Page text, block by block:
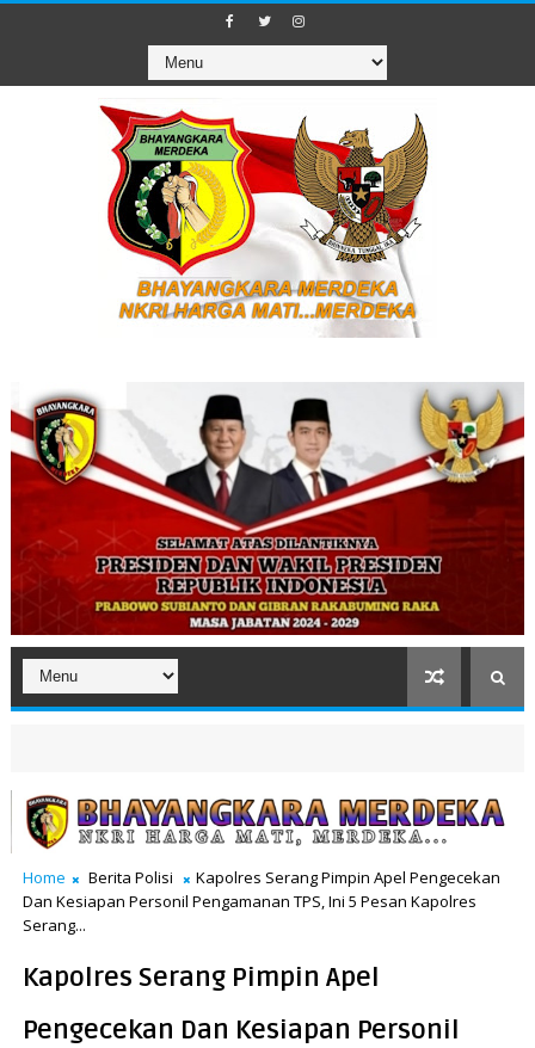
Home Berita Polisi
Kapolres Serang Pimpin Apel Pengecekan
Dan Kesiapan Personil Pengamanan TPS, Ini 5 Pesan Kapolres
Serang...
Kapolres Serang Pimpin Apel
Pengecekan Dan Kesiapan Personil